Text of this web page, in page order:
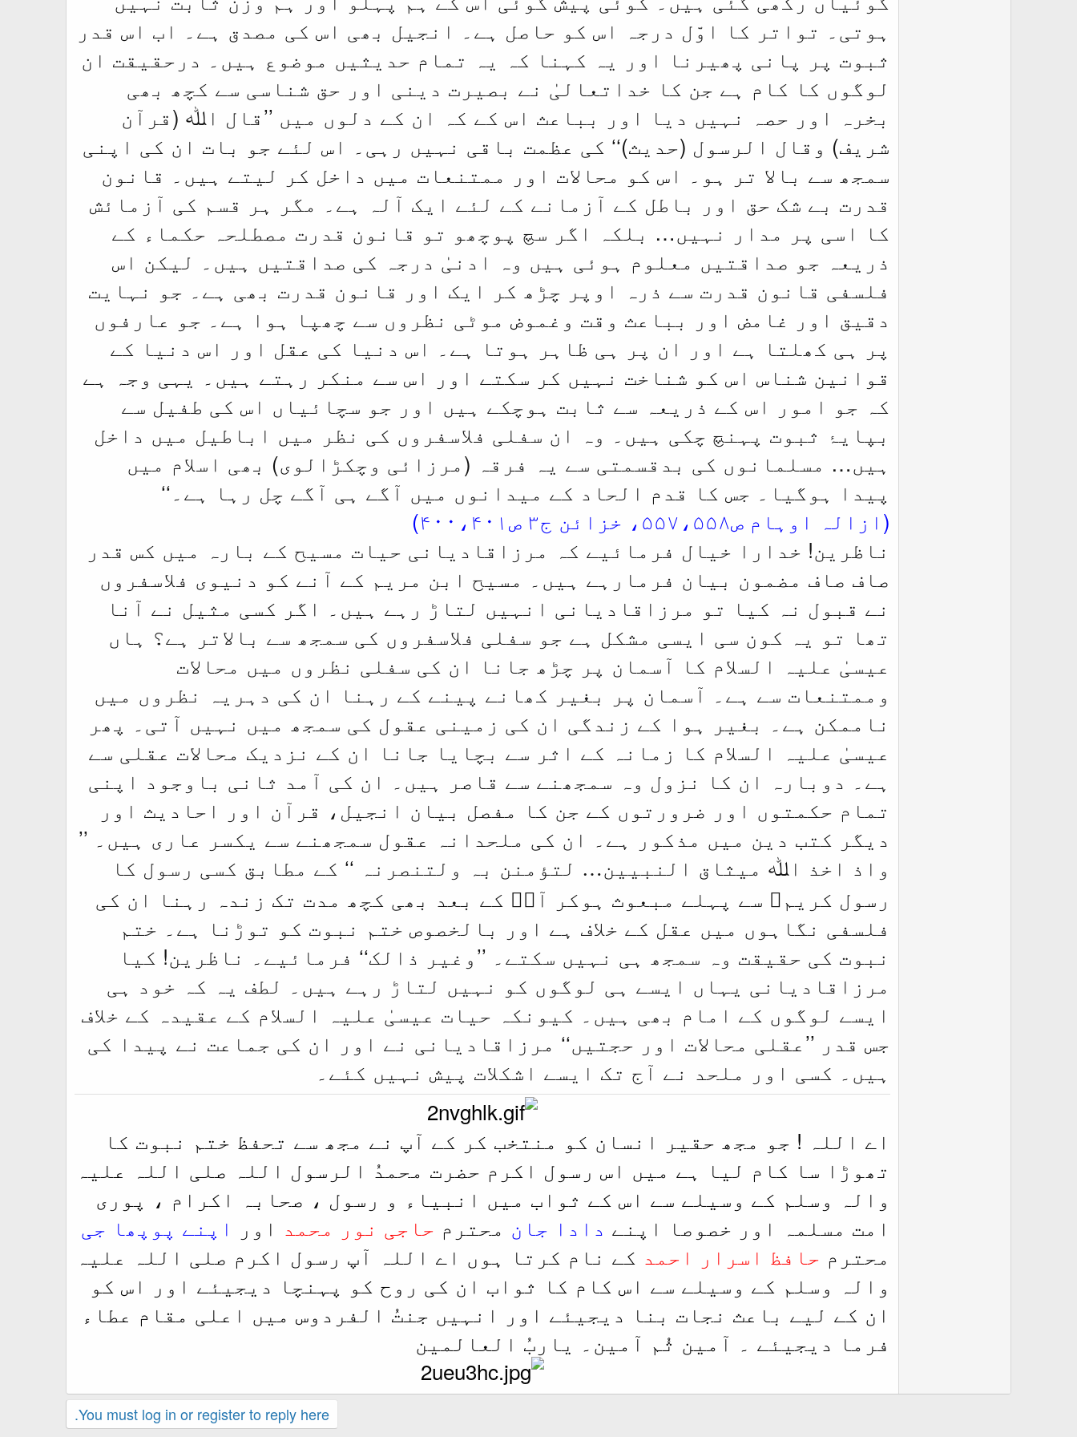
ہوتی۔ تواتر کا اوّل درجہ اس کو حاصل ہے۔ انجیل بھی اس کی مصدق ہے۔ اب اس قدر
ثبوت پر پانی پھیرنا اور یہ کہنا کہ یہ تمام حدیثیں موضوع ہیں۔ درحقیقت ان
لوگوں کا کام ہے جن کا خداتعالیٰ نے بصیرت دینی اور حق شناسی سے کچھ بھی
بخرہ اور حصہ نہیں دیا اور بباعث اس کے کہ ان کے دلوں میں ’’قال اﷲ (قرآن
شریف) وقال الرسول (حدیث)‘‘ کی عظمت باقی نہیں رہی۔ اس لئے جو بات ان کی اپنی
سمجھ سے بالا تر ہو۔ اس کو محالات اور ممتنعات میں داخل کر لیتے ہیں۔ قانون
قدرت بے شک حق اور باطل کے آزمانے کے لئے ایک آلہ ہے۔ مگر ہر قسم کی آزمائش
کا اسی پر مدار نہیں… بلکہ اگر سچ پوچھو تو قانون قدرت مصطلحہ حکماء کے
ذریعہ جو صداقتیں معلوم ہوئی ہیں وہ ادنیٰ درجہ کی صداقتیں ہیں۔ لیکن اس
فلسفی قانون قدرت سے ذرہ اوپر چڑھ کر ایک اور قانون قدرت بھی ہے۔ جو نہایت
دقیق اور غامض اور بباعث وقت وغموض موٹی نظروں سے چھپا ہوا ہے۔ جو عارفوں
پر ہی کھلتا ہے اور ان پر ہی ظاہر ہوتا ہے۔ اس دنیا کی عقل اور اس دنیا کے
قوانین شناس اس کو شناخت نہیں کر سکتے اور اس سے منکر رہتے ہیں۔ یہی وجہ ہے
کہ جو امور اس کے ذریعہ سے ثابت ہوچکے ہیں اور جو سچائیاں اس کی طفیل سے
بپایۂ ثبوت پہنچ چکی ہیں۔ وہ ان سفلی فلاسفروں کی نظر میں اباطیل میں داخل
ہیں… مسلمانوں کی بدقسمتی سے یہ فرقہ (مرزائی وچکڑالوی) بھی اسلام میں
پیدا ہوگیا۔ جس کا قدم الحاد کے میدانوں میں آگے ہی آگے چل رہا ہے۔‘‘
(ازالہ اوہام ص۵۵۷،۵۵۸، خزائن ج۳ ص۴۰۰،۴۰۱)
ناظرین! خدارا خیال فرمائیے کہ مرزاقادیانی حیات مسیح کے بارہ میں کس قدر
صاف صاف مضمون بیان فرمارہے ہیں۔ مسیح ابن مریم کے آنے کو دنیوی فلاسفروں
نے قبول نہ کیا تو مرزاقادیانی انہیں لتاڑ رہے ہیں۔ اگر کسی مثیل نے آنا
تھا تو یہ کون سی ایسی مشکل ہے جو سفلی فلاسفروں کی سمجھ سے بالاتر ہے؟ ہاں
عیسیٰ علیہ السلام کا آسمان پر چڑھ جانا ان کی سفلی نظروں میں محالات
وممتنعات سے ہے۔ آسمان پر بغیر کھانے پینے کے رہنا ان کی دہریہ نظروں میں
ناممکن ہے۔ بغیر ہوا کے زندگی ان کی زمینی عقول کی سمجھ میں نہیں آتی۔ پھر
عیسیٰ علیہ السلام کا زمانہ کے اثر سے بچایا جانا ان کے نزدیک محالات عقلی سے
ہے۔ دوبارہ ان کا نزول وہ سمجھنے سے قاصر ہیں۔ ان کی آمد ثانی باوجود اپنی
تمام حکمتوں اور ضرورتوں کے جن کا مفصل بیان انجیل، قرآن اور احادیث اور
دیگر کتب دین میں مذکور ہے۔ ان کی ملحدانہ عقول سمجھنے سے یکسر عاری ہیں۔ ’’
واذ اخذ اﷲ میثاق النبیین… لتؤمنن بہ ولتنصرنہ ‘‘ کے مطابق کسی رسول کا
رسول کریمﷺ سے پہلے مبعوث ہوکر آپؐ کے بعد بھی کچھ مدت تک زندہ رہنا ان کی
فلسفی نگاہوں میں عقل کے خلاف ہے اور بالخصوص ختم نبوت کو توڑنا ہے۔ ختم
نبوت کی حقیقت وہ سمجھ ہی نہیں سکتے۔ ’’وغیر ذالک‘‘ فرمائیے۔ ناظرین! کیا
مرزاقادیانی یہاں ایسے ہی لوگوں کو نہیں لتاڑ رہے ہیں۔ لطف یہ کہ خود ہی
ایسے لوگوں کے امام بھی ہیں۔ کیونکہ حیات عیسیٰ علیہ السلام کے عقیدہ کے خلاف
جس قدر ’’عقلی محالات اور حجتیں‘‘ مرزاقادیانی نے اور ان کی جماعت نے پیدا کی
ہیں۔ کسی اور ملحد نے آج تک ایسے اشکلات پیش نہیں کئے۔
اے اللہ ! جو مجھ حقیر انسان کو منتخب کر کے آپ نے مجھ سے تحفظ ختم نبوت کا
تھوڑا سا کام لیا ہے میں اس رسول اکرم حضرت محمدُ الرسول اللہ صلی اللہ علیہ
والہ وسلم کے وسیلے سے اس کے ثواب میں انبیاء و رسول ، صحابہ اکرام ، پوری
امت مسلمہ اور خصوصا اپنے دادا جان محترم حاجی نور محمد اور
اپنے پوپھا جی
محترم حافظ اسرار احمد کے نام کرتا ہوں اے اللہ آپ رسول اکرم صلی اللہ علیہ
والہ وسلم کے وسیلے سے اس کام کا ثواب ان کی روح کو پہنچا دیجیئے اور اس کو
ان کے لیے باعث نجات بنا دیجیئے اور انہیں جنتُ الفردوس میں اعلی مقام عطاء
فرما دیجیئے ۔ آمین ثُم آمین۔ یاربُ العالمین
You must log in or register to reply here.